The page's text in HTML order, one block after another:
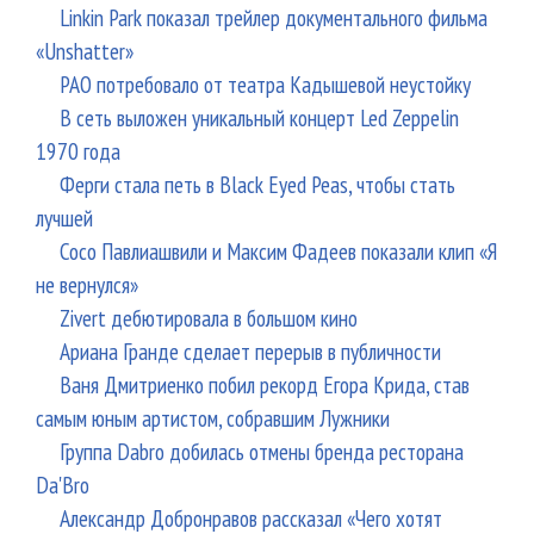
Linkin Park показал трейлер документального фильма
«Unshatter»
РАО потребовало от театра Кадышевой неустойку
В сеть выложен уникальный концерт Led Zeppelin
1970 года
Ферги стала петь в Black Eyed Peas, чтобы стать
лучшей
Сосо Павлиашвили и Максим Фадеев показали клип «Я
не вернулся»
Zivert дебютировала в большом кино
Ариана Гранде сделает перерыв в публичности
Ваня Дмитриенко побил рекорд Егора Крида, став
самым юным артистом, собравшим Лужники
Группа Dabro добилась отмены бренда ресторана
Da'Bro
Александр Добронравов рассказал «Чего хотят